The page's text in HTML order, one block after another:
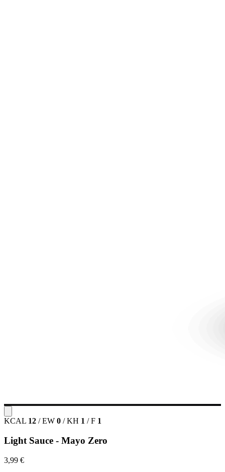
KCAL 12 / EW 0 / KH 1 / F 1
Light Sauce - Mayo Zero
3,99 €